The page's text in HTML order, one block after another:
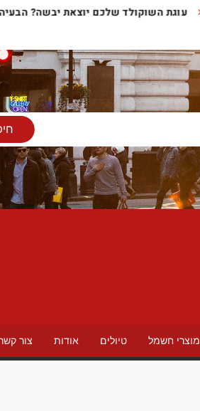
עוגת השוקולד שלכם יוצאת יבשה?
מוצרי חשמל טיולים אודות צור